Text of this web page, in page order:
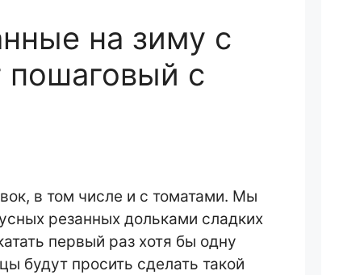
на зиму с
пошаговый с
в том числе и с томатами. Мы
резанных дольками сладких
первый раз хотя бы одну
будут просить сделать такой